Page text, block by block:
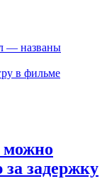
— названы
в фильме
можно
задержку